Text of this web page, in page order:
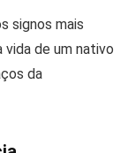
signos mais
vida de um nativo
da